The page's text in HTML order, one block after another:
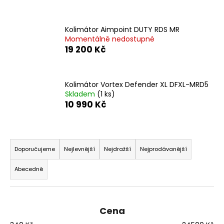
Kolimátor Aimpoint DUTY RDS MR
Momentálně nedostupné
19 200 Kč
Kolimátor Vortex Defender XL DFXL-MRD5
Skladem (1 ks)
10 990 Kč
Ř
a
z
e
n
Doporučujeme Nejlevnější Nejdražší Nejprodávanější
Abecedně
Cena
D
o
p